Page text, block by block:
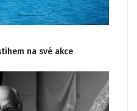
na své akce